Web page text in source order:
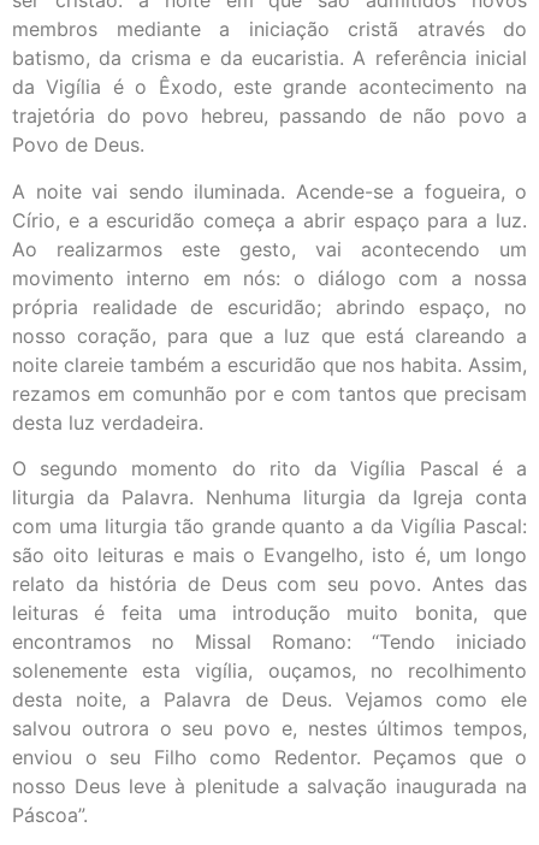
membros mediante a iniciação cristã através do
batismo, da crisma e da eucaristia. A referência inicial
da Vigília é o Êxodo, este grande acontecimento na
trajetória do povo hebreu, passando de não povo a
Povo de Deus.
A noite vai sendo iluminada. Acende-se a fogueira, o
Círio, e a escuridão começa a abrir espaço para a luz.
Ao realizarmos este gesto, vai acontecendo um
movimento interno em nós: o diálogo com a nossa
própria realidade de escuridão; abrindo espaço, no
nosso coração, para que a luz que está clareando a
noite clareie também a escuridão que nos habita. Assim,
rezamos em comunhão por e com tantos que precisam
desta luz verdadeira.
O segundo momento do rito da Vigília Pascal é a
liturgia da Palavra. Nenhuma liturgia da Igreja conta
com uma liturgia tão grande quanto a da Vigília Pascal:
são oito leituras e mais o Evangelho, isto é, um longo
relato da história de Deus com seu povo. Antes das
leituras é feita uma introdução muito bonita, que
encontramos no Missal Romano: “Tendo iniciado
solenemente esta vigília, ouçamos, no recolhimento
desta noite, a Palavra de Deus. Vejamos como ele
salvou outrora o seu povo e, nestes últimos tempos,
enviou o seu Filho como Redentor. Peçamos que o
nosso Deus leve à plenitude a salvação inaugurada na
Páscoa”.